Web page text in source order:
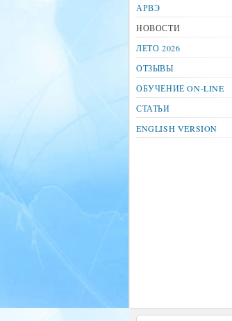
АРВЭ
НОВОСТИ
ЛЕТО 2026
ОТЗЫВЫ
ОБУЧЕНИЕ ON-LINE
СТАТЬИ
ENGLISH VERSION